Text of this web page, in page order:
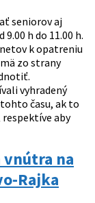
seniorov aj
h do 11.00 h.
k opatreniu
zo strany
vyhradený
času, ak to
aby
na
Rajka